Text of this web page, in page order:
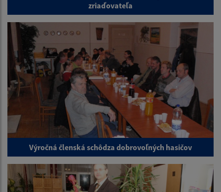
zriaďovateľa
Výročná členská schôdza dobrovoľných hasičov